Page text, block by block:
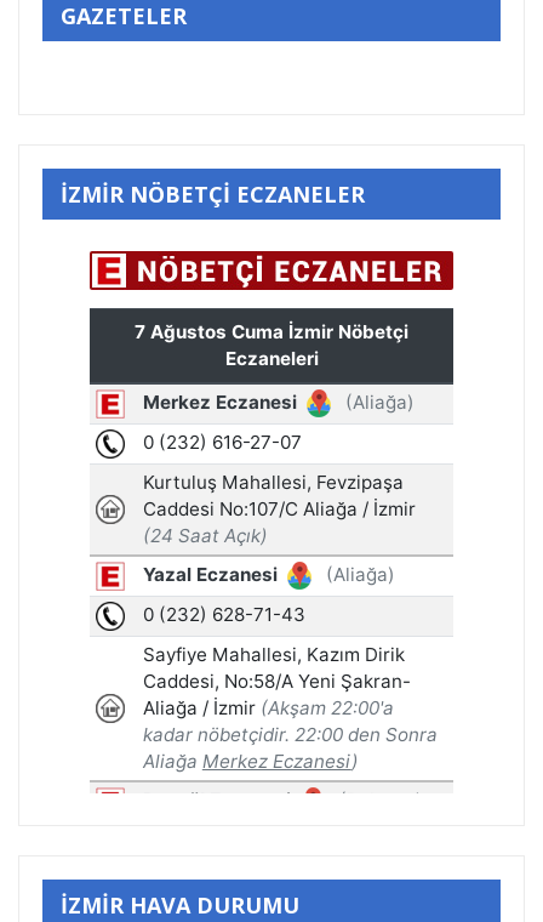
GAZETELER
İZMİR NÖBETÇİ ECZANELER
İZMİR HAVA DURUMU